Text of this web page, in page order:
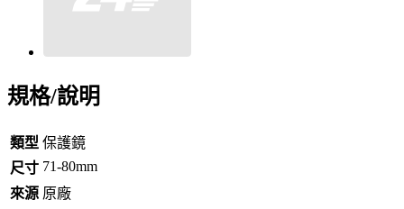
規格/說明
類型 保護鏡
尺寸 71-80mm
來源 原廠